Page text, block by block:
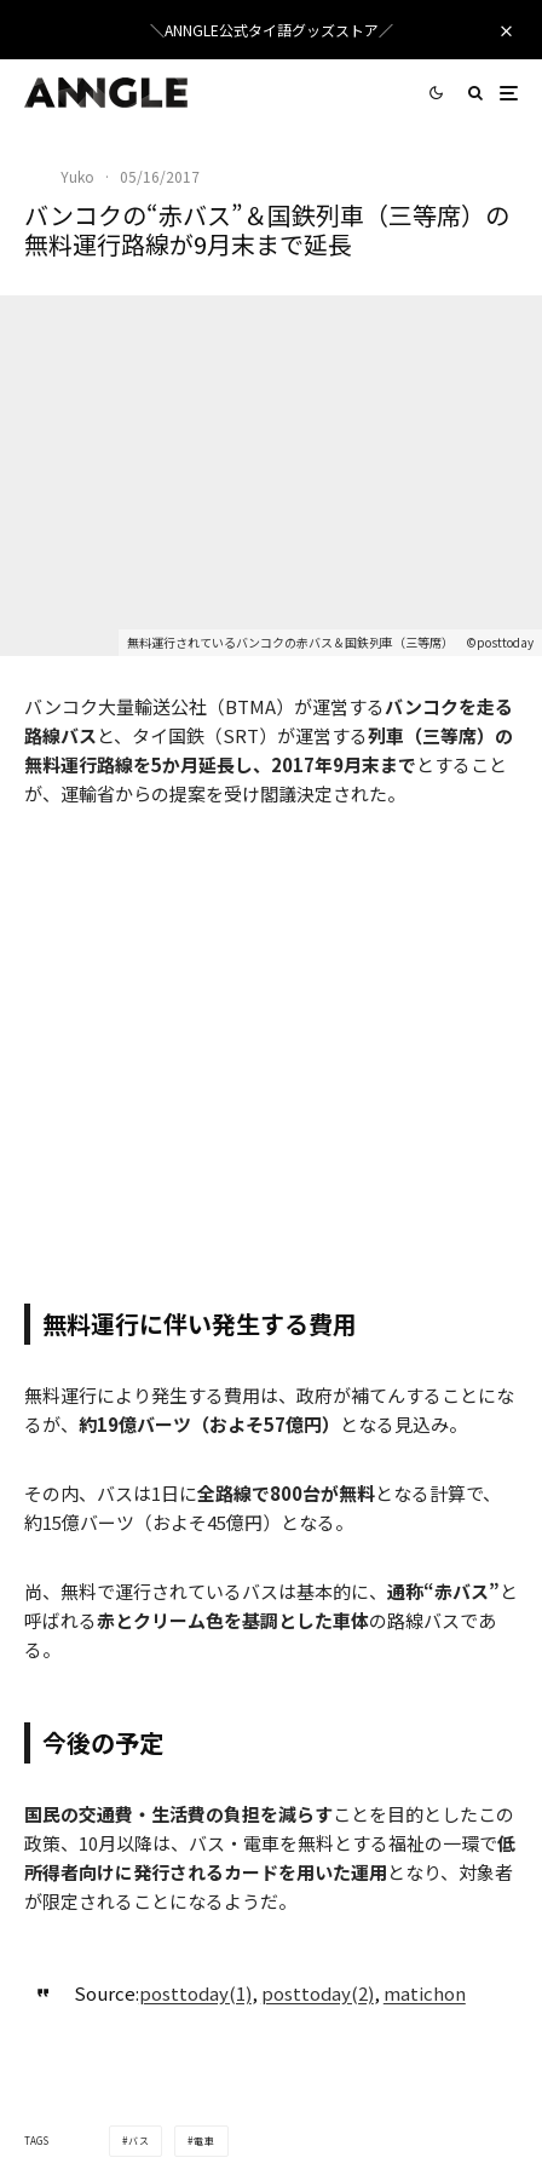
＼ANNGLE公式タイ語グッズストア／
Yuko · 05/16/2017
バンコクの“赤バス”＆国鉄列車（三等席）の
無料運行路線が9月末まで延長
無料運行されているバンコクの赤バス＆国鉄列車（三等席） ©posttoday
バンコク大量輸送公社（BTMA）が運営するバンコクを走る
路線バスと、タイ国鉄（SRT）が運営する列車（三等席）の
無料運行路線を5か月延長し、2017年9月末までとすること
が、運輸省からの提案を受け閣議決定された。
無料運行に伴い発生する費用
無料運行により発生する費用は、政府が補てんすることにな
るが、 約19億バーツ（およそ57億円） となる見込み。
その内、バスは1日に全路線で800台が無料となる計算で、
約15億バーツ（およそ45億円）となる。
尚、無料で運行されているバスは基本的に、 通称“赤バス”と
呼ばれる赤とクリーム色を基調とした車体の路線バスであ
る。
今後の予定
国民の交通費・生活費の負担を減らすことを目的としたこの
政策、10月以降は、バス・電車を無料とする福祉の一環で低
所得者向けに発行されるカードを用いた運用となり、対象者
が限定されることになるようだ。
Source:posttoday(1), posttoday(2), matichon
TAGS バス 電車